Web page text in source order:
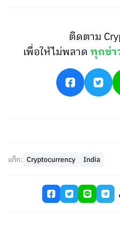
ติดตาม
เพื่อให้ไม่พลาดทุกข่า
แท็ก: Cryptocurrency India